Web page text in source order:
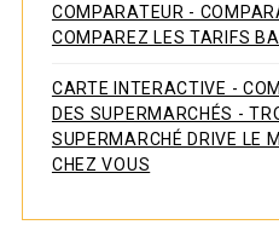
COMPARATEUR -
COMPAREZ LES TARIFS
CARTE INTERACTIVE -
DES SUPERMARCHÉS -
SUPERMARCHÉ DRIVE LE
CHEZ VOUS